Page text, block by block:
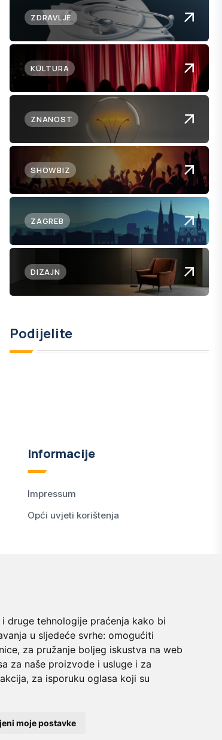
druge tehnologije praćenja kako bi
u sljedeće svrhe: omogućiti
, za pružanje boljeg iskustva na web
za naše proizvode i usluge i za
, za isporuku oglasa koji su
moje postavke
ZDRAVLJE
KULTURA
ZNANOST
SHOWBIZ
ZAGREB
DIZAJN
Podijelite
Informacije
Impressum
Opći uvjeti korištenja